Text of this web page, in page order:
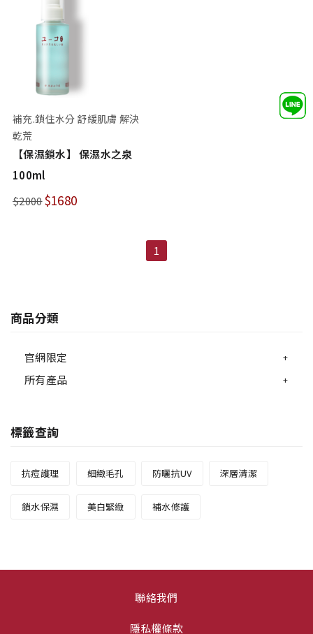
商品分類
官網限定
所有產品
標籤查詢
抗痘護理 細緻毛孔 防曬抗UV 深層清潔
鎖水保濕 美白緊緻 補水修護
補充.鎖住水分 舒緩肌膚 解決
乾荒
【保濕鎖水】 保濕水之泉
100ml
$2000$1680
1
聯絡我們
隱私權條款